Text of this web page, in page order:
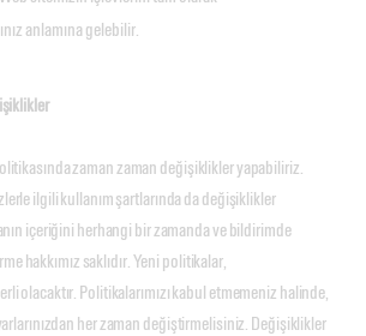
anlamına gelebilir.
zaman zaman değişiklikler yapabiliriz.
ilgili kullanım şartlarında da değişiklikler
içeriğini herhangi bir zamanda ve bildirimde
hakkımız saklıdır. Yeni politikalar,
olacaktır. Politikalarımızı kabul etmemeniz halinde,
her zaman değiştirmelisiniz. Değişiklikler